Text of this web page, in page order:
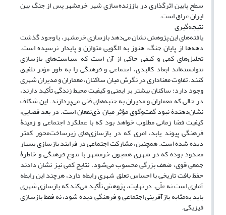
سطح پایین اثرگذاری در باززنده‌سازی شهر خرمشهر پس از جنگ بین
ایران عراق است.
نتیجه‌گیری
یافته‌های این پژوهش نشان می‌دهد بازسازی خرمشهر، با وجود گذشت
دهه‌ها از پایان جنگ، هنوز به الگویی متوازن و پایدار نرسیده است.
تحلیل‌های کمی و کیفی حاکی از آن است که سیاست‌های بازسازی
نتوانسته‌اند ابعاد کالبدی، اجتماعی و فرهنگی را به ‌طور مؤثر تلفیق
کنند. تفاوت معناداری در نگرش میان ساکنان، معماران و مدیران شهری
وجود دارد؛ ساکنان بیشتر بر ایمنی و کیفیت محیط زندگی تأکید دارند،
در حالی‌ که معماران و مدیران به جنبه‌های فنی می‌پردازند. این شکاف
نشان‌دهندۀ نبود گفت‌وگوی مؤثر میان ذی‌نفعان است. در بعد فضایی،
کیفیت فضا زمانی مطلوب خواهد بود که با عملکرد اجتماعی و زمینۀ
فرهنگی پیوند یابد، امری که در بازسازی‌های زیرساخت‌محور کمتر
دیده شده است. همچنین، مشارکت اجتماعی در فرایند بازسازی بسیار
محدود بوده که در شهری همچون خرمشهر با تنوع فرهنگی و خاطرۀ
جمعی قوی، ضعف بزرگی محسوب می‌شود. نتایج کمی نیز نشان دادند
حفظ بافت تاریخی با احساس تعلق شهری رابطه دارد، هرچند این رابطه
آماری است نه علّی. در نهایت، پژوهش تأکید می‌کند که بازسازی شهری
باید به‌مثابه بازآفرینی اجتماعی و فرهنگی دیده شود، نه فقط بازسازی
فیزیکی.